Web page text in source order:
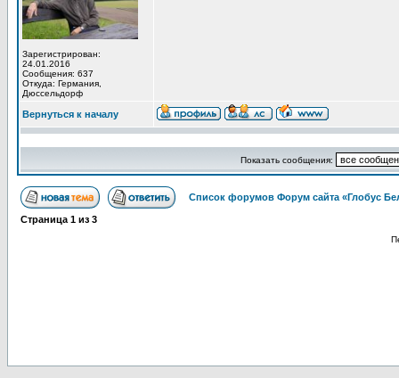
Зарегистрирован:
24.01.2016
Сообщения: 637
Откуда: Германия,
Дюссельдорф
Вернуться к началу
Показать сообщения:
Список форумов Форум сайта «Глобус
Страница 1 из 3